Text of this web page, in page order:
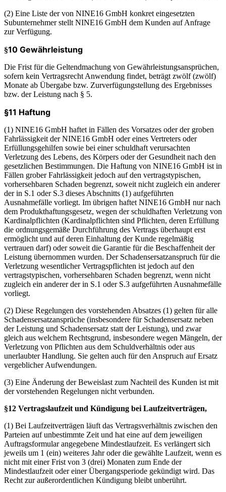
(2) Eine Liste der von NINE16 GmbH konkret eingesetzten
Subunternehmer stellt NINE16 GmbH dem Kunden auf Anfrage
zur Verfügung.
§10 Gewährleistung
Die Frist für die Geltendmachung von Gewährleistungsansprüchen,
sofern kein Vertragsrecht Anwendung findet, beträgt zwölf (zwölf)
Monate ab Übergabe bzw. Zurverfügungstellung des Ergebnisses
bzw. der Leistung nach § 5.
§11 Haftung
(1) NINE16 GmbH haftet in Fällen des Vorsatzes oder der groben
Fahrlässigkeit der NINE16 GmbH oder eines Vertreters oder
Erfüllungsgehilfen sowie bei einer schuldhaft verursachten
Verletzung des Lebens, des Körpers oder der Gesundheit nach den
gesetzlichen Bestimmungen. Die Haftung von NINE16 GmbH ist in
Fällen grober Fahrlässigkeit jedoch auf den vertragstypischen,
vorhersehbaren Schaden begrenzt, soweit nicht zugleich ein anderer
der in S.1 oder S.3 dieses Abschnitts (1) aufgeführten
Ausnahmefälle vorliegt. Im übrigen haftet NINE16 GmbH nur nach
dem Produkthaftungsgesetz, wegen der schuldhaften Verletzung von
Kardinalpflichten (Kardinalpflichten sind Pflichten, deren Erfüllung
die ordnungsgemäße Durchführung des Vertrags überhaupt erst
ermöglicht und auf deren Einhaltung der Kunde regelmäßig
vertrauen darf) oder soweit die Garantie für die Beschaffenheit der
Leistung übernommen wurden. Der Schadensersatzanspruch für die
Verletzung wesentlicher Vertragspflichten ist jedoch auf den
vertragstypischen, vorhersehbaren Schaden begrenzt, wenn nicht
zugleich ein anderer der in S.1 oder S.3 aufgeführten Ausnahmefälle
vorliegt.
(2) Diese Regelungen des vorstehenden Absatzes (1) gelten für alle
Schadensersatzansprüche (insbesondere für Schadensersatz neben
der Leistung und Schadensersatz statt der Leistung), und zwar
gleich aus welchem Rechtsgrund, insbesondere wegen Mängeln, der
Verletzung von Pflichten aus dem Schuldverhältnis oder aus
unerlaubter Handlung. Sie gelten auch für den Anspruch auf Ersatz
vergeblicher Aufwendungen.
(3) Eine Änderung der Beweislast zum Nachteil des Kunden ist mit
der vorstehenden Regelungen nicht verbunden.
§12 Vertragslaufzeit und Kündigung bei Laufzeitverträgen,
(1) Bei Laufzeitverträgen läuft das Vertragsverhältnis zwischen den
Parteien auf unbestimmte Zeit und hat eine auf dem jeweiligen
Auftragsformular angegebene Mindestlaufzeit. Es verlängert sich
jeweils um 1 (ein) weiteres Jahr oder die gewählte Laufzeit, wenn es
nicht mit einer Frist von 3 (drei) Monaten zum Ende der
Mindestlaufzeit oder einer Übergangsperiode gekündigt wird. Das
Recht zur außerordentlichen Kündigung bleibt unberührt.